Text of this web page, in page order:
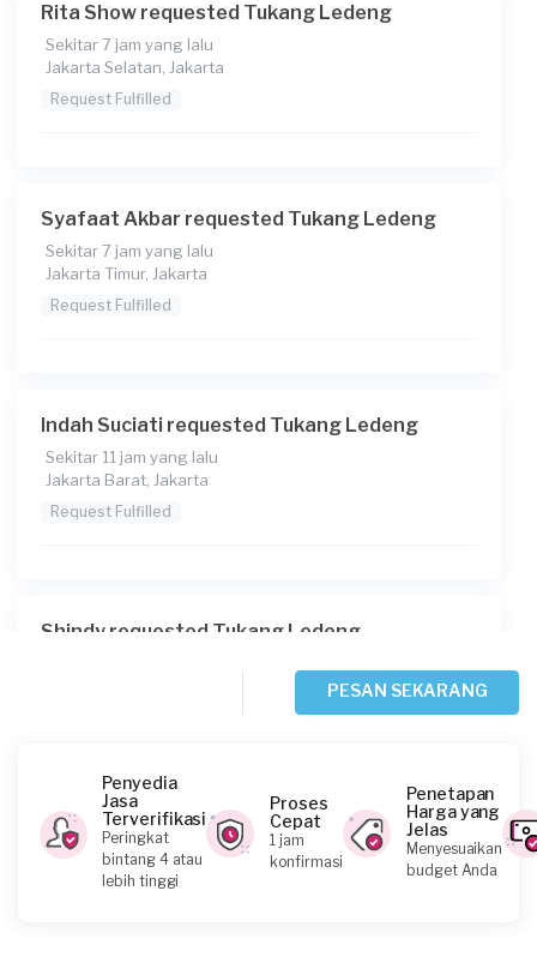
Catatan
kran bocor
Rita Show requested Tukang Ledeng
Sekitar 7 jam yang lalu
Jakarta Selatan, Jakarta
Request Fulfilled
Syafaat Akbar requested Tukang Ledeng
Sekitar 7 jam yang lalu
Jakarta Timur, Jakarta
Request Fulfilled
Indah Suciati requested Tukang Ledeng
Sekitar 11 jam yang lalu
Jakarta Barat, Jakarta
Request Fulfilled
Shindy requested Tukang Ledeng
Johnny Hartawan requested Tukang Ledeng
Sekitar 20 jam yang lalu
Jakarta Selatan, Jakarta
PESAN SEKARANG
Penyedia
Jasa
Terverifikasi
Peringkat
bintang 4 atau
lebih tinggi
Proses
Cepat
1 jam
konfirmasi
Penetapan
Harga yang
Jelas
Menyesuaikan
budget Anda